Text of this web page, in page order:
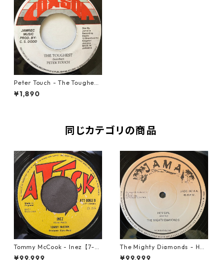
Peter Touch - The Toughest
【7-20599】
¥1,890
同じカテゴリの商品
Tommy McCook - Inez【7-21
840】
¥99,999
The Mighty Diamonds - Hey
Girl【12-50053】
¥99,999